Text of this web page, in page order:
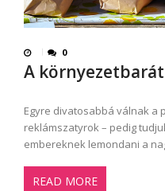
0
A
Egyre divatosabbá válnak a
reklámszatyrok – pedig
embereknek lemondani a
READ MORE